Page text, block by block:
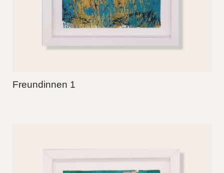
Freundinnen 1